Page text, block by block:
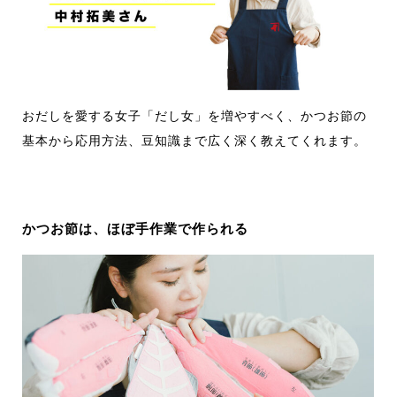
おだしを愛する女子「だし女」を増やすべく、かつお節の
基本から応用方法、豆知識まで広く深く教えてくれます。
かつお節は、ほぼ手作業で作られる